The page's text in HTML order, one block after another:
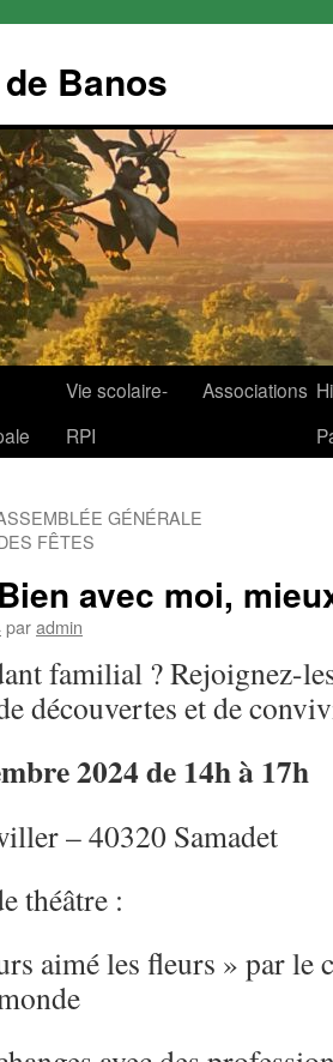
Banos
Vie scolaire-
RPI
Associations
GÉNÉRALE
FÊTES
avec moi,
paradmin
familial ? Rejoignez-
découvertes et de
2024 de 14h à 17h
– 40320 Samadet
théâtre :
aimé les fleurs » par le